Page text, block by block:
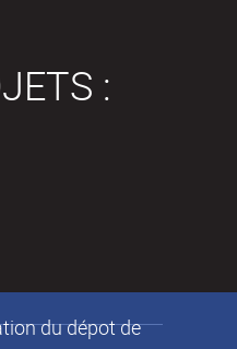
du dépot de
: